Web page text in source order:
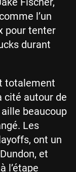
l’un
pour tenter
durant
totalement
cité autour de
beaucoup
Les
ont un
et
l’étape